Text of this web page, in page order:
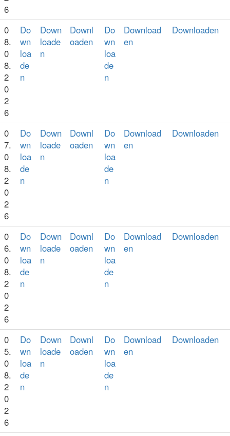
6
0
8.
0
8.
2
0
2
6
Do
wn
loa
de
n
Down
loade
n
Downl
oaden
Do
wn
loa
de
n
Download
en
Downloaden
0
7.
0
8.
2
0
2
6
Do
wn
loa
de
n
Down
loade
n
Downl
oaden
Do
wn
loa
de
n
Download
en
Downloaden
0
6.
0
8.
2
0
2
6
Do
wn
loa
de
n
Down
loade
n
Downl
oaden
Do
wn
loa
de
n
Download
en
Downloaden
0
5.
0
8.
2
0
2
6
Do
wn
loa
de
n
Down
loade
n
Downl
oaden
Do
wn
loa
de
n
Download
en
Downloaden